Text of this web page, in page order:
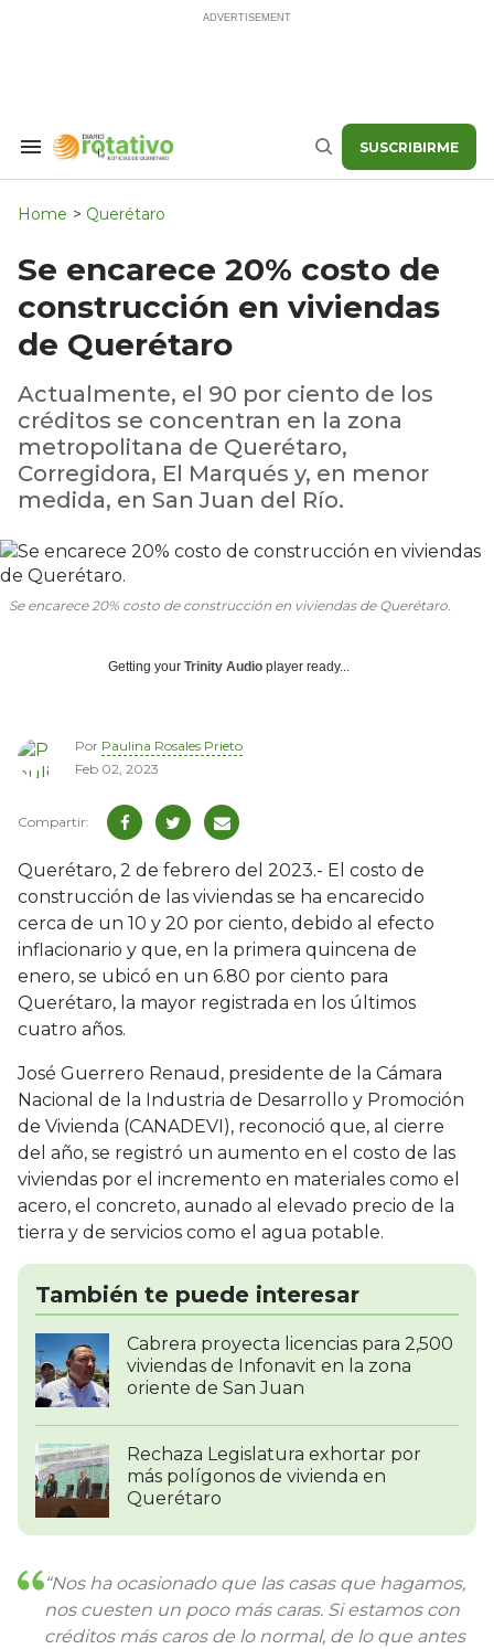
Search
Navigation
Buscar SUSCRIBIRME
Home > Querétaro
Se encarece 20% costo de
construcción en viviendas
de Querétaro
Actualmente, el 90 por ciento de los
créditos se concentran en la zona
metropolitana de Querétaro,
Corregidora, El Marqués y, en menor
medida, en San Juan del Río.
Se encarece 20% costo de construcción en viviendas de Querétaro.
Getting your Trinity Audio player ready...
Por Paulina Rosales Prieto
Feb 02, 2023
Querétaro, 2 de febrero del 2023.- El costo de
construcción de las viviendas se ha encarecido
cerca de un 10 y 20 por ciento, debido al efecto
inflacionario y que, en la primera quincena de
enero, se ubicó en un 6.80 por ciento para
Querétaro, la mayor registrada en los últimos
cuatro años.
José Guerrero Renaud, presidente de la Cámara
Nacional de la Industria de Desarrollo y Promoción
de Vivienda (CANADEVI), reconoció que, al cierre
del año, se registró un aumento en el costo de las
viviendas por el incremento en materiales como el
acero, el concreto, aunado al elevado precio de la
tierra y de servicios como el agua potable.
También te puede interesar
Cabrera proyecta licencias para 2,500
viviendas de Infonavit en la zona
oriente de San Juan
Rechaza Legislatura exhortar por
más polígonos de vivienda en
Querétaro
“Nos ha ocasionado que las casas que hagamos,
nos cuesten un poco más caras. Si estamos con
créditos más caros de lo normal, de lo que antes